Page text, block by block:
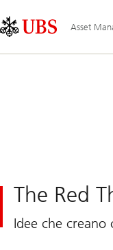
Links
Area
Asset
The Red
Idee che creano